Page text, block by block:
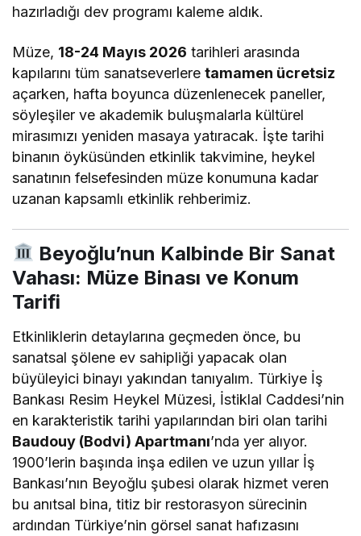
hazırladığı dev programı kaleme aldık.
Müze, 18-24 Mayıs 2026 tarihleri arasında
kapılarını tüm sanatseverleretamamen ücretsiz
açarken, hafta boyunca düzenlenecek paneller,
söyleşiler ve akademik buluşmalarla kültürel
mirasımızı yeniden masaya yatıracak. İşte tarihi
binanın öyküsünden etkinlik takvimine, heykel
sanatının felsefesinden müze konumuna kadar
uzanan kapsamlı etkinlik rehberimiz.
Beyoğlu’nun Kalbinde Bir Sanat
Vahası: Müze Binası ve Konum
Tarifi
Etkinliklerin detaylarına geçmeden önce, bu
sanatsal şölene ev sahipliği yapacak olan
büyüleyici binayı yakından tanıyalım. Türkiye İş
Bankası Resim Heykel Müzesi, İstiklal Caddesi’nin
en karakteristik tarihi yapılarından biri olan tarihi
Baudouy (Bodvi) Apartmanı’nda yer alıyor.
1900’lerin başında inşa edilen ve uzun yıllar İş
Bankası’nın Beyoğlu şubesi olarak hizmet veren
bu anıtsal bina, titiz bir restorasyon sürecinin
ardından Türkiye’nin görsel sanat hafızasını